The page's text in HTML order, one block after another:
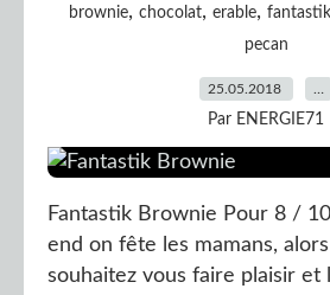
brownie, chocolat, erable, fantastik
pecan
25.05.2018
Par ENERGIE71
Fantastik Brownie Pour 8 /
end on fête les mamans,
souhaitez vous faire plaisir et